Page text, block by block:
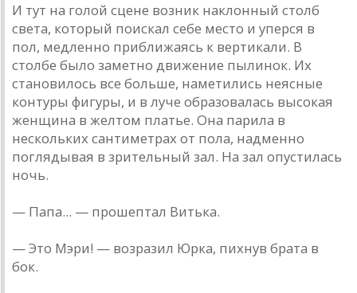
И тут на голой сцене возник наклонный столб
света, который поискал себе место и уперся в
пол, медленно приближаясь к вертикали. В
столбе было заметно движение пылинок. Их
становилось все больше, наметились неясные
контуры фигуры, и в луче образовалась высокая
женщина в желтом платье. Она парила в
нескольких сантиметрах от пола, надменно
поглядывая в зрительный зал. На зал опустилась
ночь.
— Папа... — прошептал Витька.
— Это Мэри! — возразил Юрка, пихнув брата в
бок.